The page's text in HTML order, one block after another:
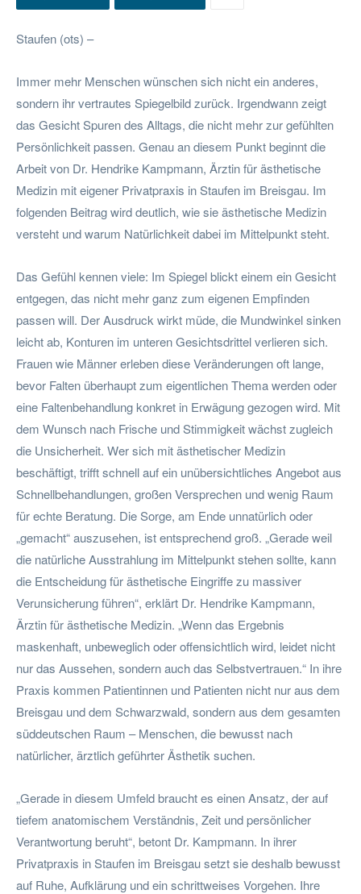
Staufen (ots) –
Immer mehr Menschen wünschen sich nicht ein anderes,
sondern ihr vertrautes Spiegelbild zurück. Irgendwann zeigt
das Gesicht Spuren des Alltags, die nicht mehr zur gefühlten
Persönlichkeit passen. Genau an diesem Punkt beginnt die
Arbeit von Dr. Hendrike Kampmann, Ärztin für ästhetische
Medizin mit eigener Privatpraxis in Staufen im Breisgau. Im
folgenden Beitrag wird deutlich, wie sie ästhetische Medizin
versteht und warum Natürlichkeit dabei im Mittelpunkt steht.
Das Gefühl kennen viele: Im Spiegel blickt einem ein Gesicht
entgegen, das nicht mehr ganz zum eigenen Empfinden
passen will. Der Ausdruck wirkt müde, die Mundwinkel sinken
leicht ab, Konturen im unteren Gesichtsdrittel verlieren sich.
Frauen wie Männer erleben diese Veränderungen oft lange,
bevor Falten überhaupt zum eigentlichen Thema werden oder
eine Faltenbehandlung konkret in Erwägung gezogen wird. Mit
dem Wunsch nach Frische und Stimmigkeit wächst zugleich
die Unsicherheit. Wer sich mit ästhetischer Medizin
beschäftigt, trifft schnell auf ein unübersichtliches Angebot aus
Schnellbehandlungen, großen Versprechen und wenig Raum
für echte Beratung. Die Sorge, am Ende unnatürlich oder
„gemacht“ auszusehen, ist entsprechend groß. „Gerade weil
die natürliche Ausstrahlung im Mittelpunkt stehen sollte, kann
die Entscheidung für ästhetische Eingriffe zu massiver
Verunsicherung führen“, erklärt Dr. Hendrike Kampmann,
Ärztin für ästhetische Medizin. „Wenn das Ergebnis
maskenhaft, unbeweglich oder offensichtlich wird, leidet nicht
nur das Aussehen, sondern auch das Selbstvertrauen.“ In ihre
Praxis kommen Patientinnen und Patienten nicht nur aus dem
Breisgau und dem Schwarzwald, sondern aus dem gesamten
süddeutschen Raum – Menschen, die bewusst nach
natürlicher, ärztlich geführter Ästhetik suchen.
„Gerade in diesem Umfeld braucht es einen Ansatz, der auf
tiefem anatomischem Verständnis, Zeit und persönlicher
Verantwortung beruht“, betont Dr. Kampmann. In ihrer
Privatpraxis in Staufen im Breisgau setzt sie deshalb bewusst
auf Ruhe, Aufklärung und ein schrittweises Vorgehen. Ihre